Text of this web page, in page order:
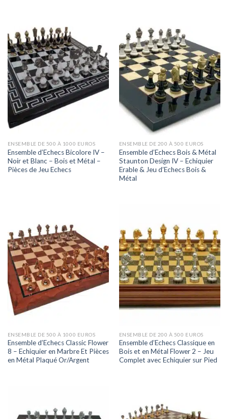
ENSEMBLE DE 500 À 1000 EUROS
Ensemble d’Echecs Bicolore IV –
Noir et Blanc – Bois et Métal –
Pièces de Jeu Echecs
ENSEMBLE DE 200 À 500 EUROS
Ensemble d’Echecs Bois & Métal
Staunton Design IV – Echiquier
Erable & Jeu d’Echecs Bois &
Métal
ENSEMBLE DE 500 À 1000 EUROS
Ensemble d’Echecs Classic Flower
8 – Echiquier en Marbre Et Pièces
en Métal Plaqué Or/Argent
ENSEMBLE DE 200 À 500 EUROS
Ensemble d’Echecs Classique en
Bois et en Métal Flower 2 – Jeu
Complet avec Echiquier sur Pied